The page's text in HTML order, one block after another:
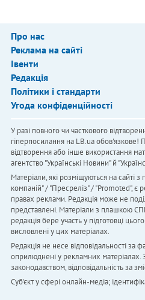
Про нас
Реклама на сайті
Івенти
Редакція
Політики і стандарти
Угода конфіденційності
У разі повного чи часткового
гіперпосилання на LB.ua обов'язкове!
відтворення або інше використання
агентство "Українськi Новини" й
Матеріали, які розміщуються на сайті
компаній" / "Пресреліз" / "Promoted", є
правах реклами. Редакція може не
представлені. Матеріали з плашкою
редакція бере участь у підготовці
висловлені у цих матеріалах.
Редакція не несе відповідальності за
оприлюднені у рекламних матеріалах.
законодавством, відповідальність за
Cуб'єкт у сфері онлайн-медіа;